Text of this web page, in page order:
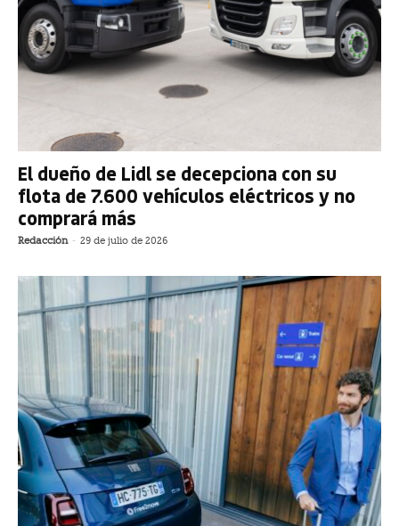
El dueño de Lidl se decepciona con su
flota de 7.600 vehículos eléctricos y no
comprará más
Redacción - 29 de julio de 2026